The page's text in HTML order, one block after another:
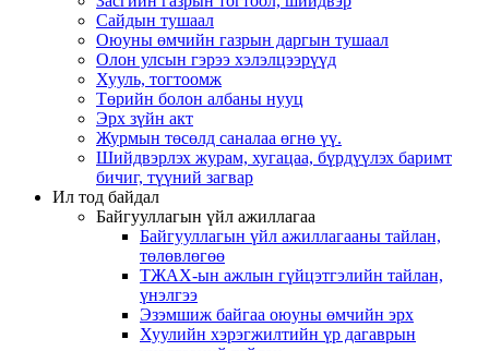
Сайдын тушаал
Оюуны өмчийн газрын даргын тушаал
Олон улсын гэрээ хэлэлцээрүүд
Хууль, тогтоомж
Төрийн болон албаны нууц
Эрх зүйн акт
Журмын төсөлд саналаа өгнө үү.
Шийдвэрлэх журам, хугацаа, бүрдүүлэх баримт
бичиг, түүний загвар
Ил тод байдал
Байгууллагын үйл ажиллагаа
Байгууллагын үйл ажиллагааны тайлан,
төлөвлөгөө
ТЖАХ-ын ажлын гүйцэтгэлийн тайлан,
үнэлгээ
Эзэмшиж байгаа оюуны өмчийн эрх
Хуулийн хэрэгжилтийн үр дагаврын